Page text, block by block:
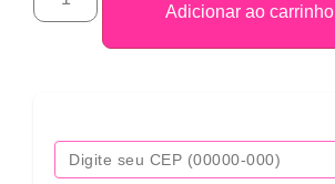
Adicionar ao carrinho